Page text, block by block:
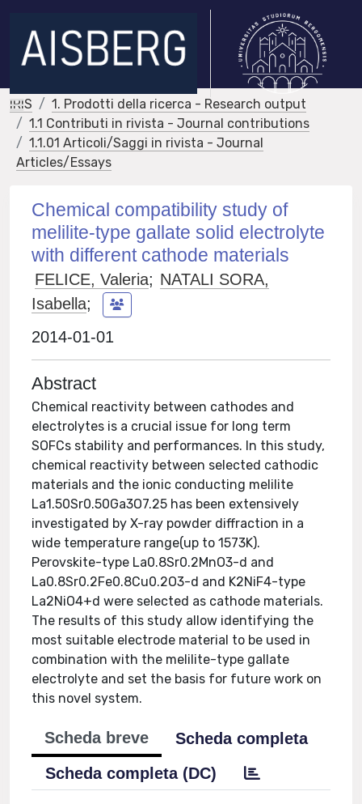
IRIS
1. Prodotti della ricerca - Research output
1.1 Contributi in rivista - Journal contributions
1.1.01 Articoli/Saggi in rivista - Journal
Articles/Essays
Chemical compatibility study of
melilite-type gallate solid electrolyte
with different cathode materials
FELICE, Valeria; NATALI SORA,
Isabella;
2014-01-01
Abstract
Chemical reactivity between cathodes and
electrolytes is a crucial issue for long term
SOFCs stability and performances. In this study,
chemical reactivity between selected cathodic
materials and the ionic conducting melilite
La1.50Sr0.50Ga3O7.25 has been extensively
investigated by X-ray powder diffraction in a
wide temperature range(up to 1573K).
Perovskite-type La0.8Sr0.2MnO3-d and
La0.8Sr0.2Fe0.8Cu0.2O3-d and K2NiF4-type
La2NiO4+d were selected as cathode materials.
The results of this study allow identifying the
most suitable electrode material to be used in
combination with the melilite-type gallate
electrolyte and set the basis for future work on
this novel system.
Scheda breve
Scheda completa
Scheda completa (DC)